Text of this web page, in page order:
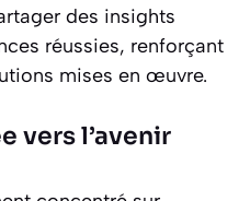
des insights
réussies, renforçant
mises en œuvre.
vers l’avenir